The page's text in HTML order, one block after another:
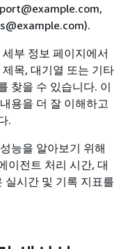
세부 정보 페이지에서
목, 대기열 또는 기타
찾을 수 있습니다. 이
용을 더 잘 이해하고
.
능을 알아보기 위해
이전트 처리 시간, 대
실시간 및 기록 지표를